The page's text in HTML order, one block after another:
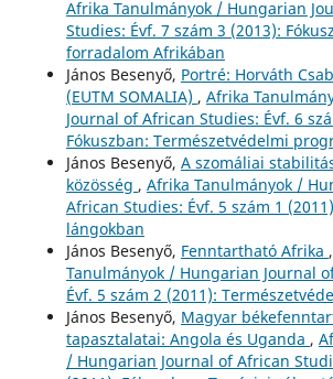
Afrika Tanulmányok / Hungarian
Studies: Évf. 7 szám 3 (2013):
forradalom Afrikában
János Besenyő, Portré: Horváth
(EUTM SOMALIA) , Afrika
Journal of African Studies: Évf. 6
Fókuszban: Természetvédelmi
János Besenyő, A szomáliai
közösség , Afrika Tanulmányok /
African Studies: Évf. 5 szám 1
lángokban
János Besenyő, Fenntartható Afrika ,
Tanulmányok / Hungarian Journal
Évf. 5 szám 2 (2011):
János Besenyő, Magyar
tapasztalatai: Angola és Uganda ,
/ Hungarian Journal of African